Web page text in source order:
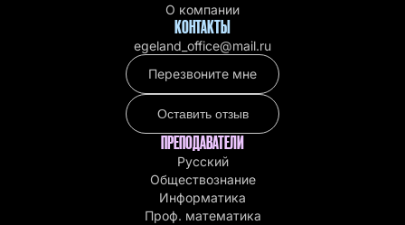
О компании
КОНТАКТЫ
egeland_office@mail.ru
Перезвоните мне
Оставить отзыв
ПРЕПОДАВАТЕЛИ
Русский
Обществознание
Информатика
Проф. математика